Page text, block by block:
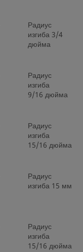
Радиус
изгиба 3/4
дюйма
Радиус
изгиба
9/16 дюйма
Радиус
изгиба
15/16 дюйма
Радиус
изгиба 15 мм
Радиус
изгиба
15/16 дюйма